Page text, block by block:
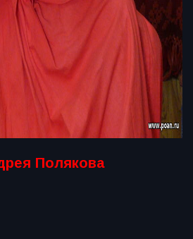
Полякова